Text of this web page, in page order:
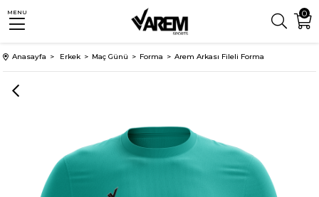
0
MENU
Anasayfa Erkek Maç Günü Forma Arem Arkası Fileli Forma